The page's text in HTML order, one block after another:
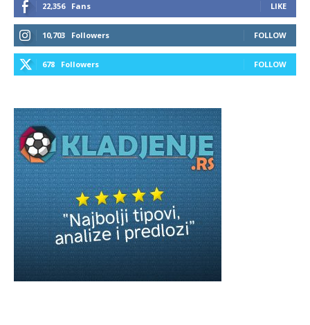
22,356 Fans LIKE
10,703 Followers FOLLOW
678 Followers FOLLOW